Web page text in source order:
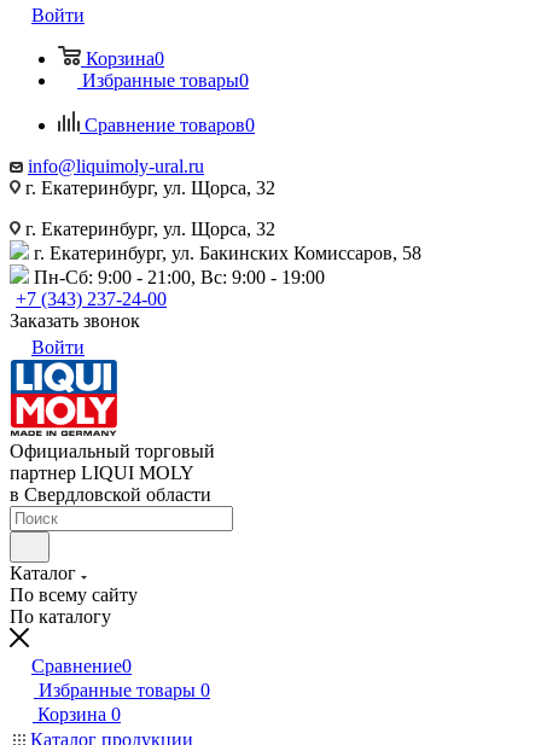
Войти
Корзина0
Избранные товары0
Сравнение товаров0
info@liquimoly-ural.ru
г. Екатеринбург, ул. Щорса, 32
г. Екатеринбург, ул. Щорса, 32
г. Екатеринбург, ул. Бакинских Комиссаров, 58
Пн-Сб: 9:00 - 21:00, Вс: 9:00 - 19:00
+7 (343) 237-24-00
Заказать звонок
Войти
Официальный торговый
партнер LIQUI MOLY
в Свердловской области
Каталог
По всему сайту
По каталогу
Сравнение0
Избранные товары 0
Корзина 0
Каталог продукции